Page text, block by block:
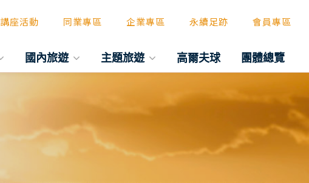
講座活動 同業專區 企業專區 永續足跡 會員專區
國內旅遊 主題旅遊 高爾夫球 團體總覽